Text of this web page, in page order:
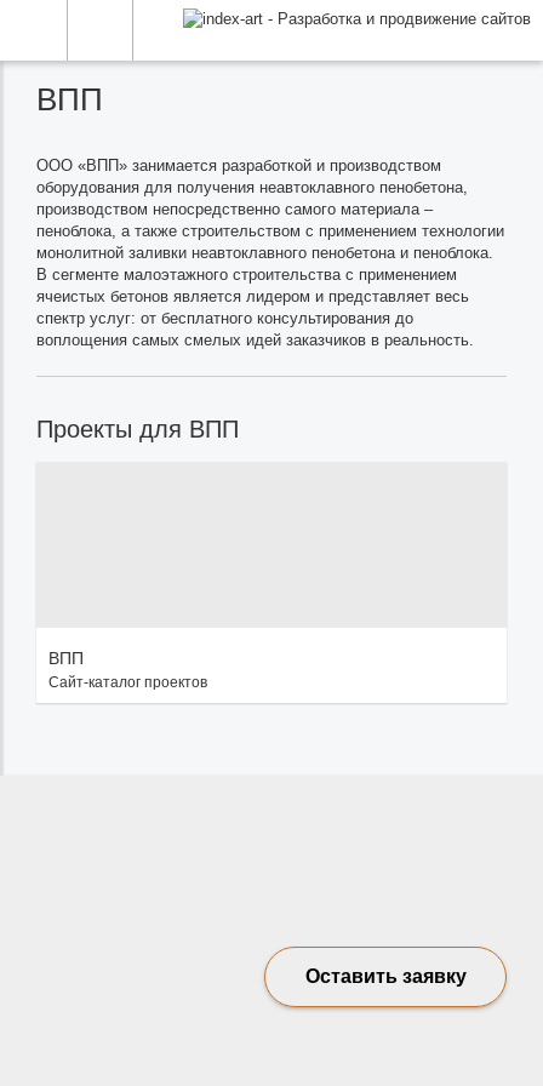
ВПП
ООО «ВПП» занимается разработкой и производством
оборудования для получения неавтоклавного пенобетона,
производством непосредственно самого материала –
пеноблока, а также строительством с применением технологии
монолитной заливки неавтоклавного пенобетона и пеноблока.
В сегменте малоэтажного строительства с применением
ячеистых бетонов является лидером и представляет весь
спектр услуг: от бесплатного консультирования до
воплощения самых смелых идей заказчиков в реальность.
Проекты для ВПП
ВПП
Сайт-каталог проектов
Оставить заявку